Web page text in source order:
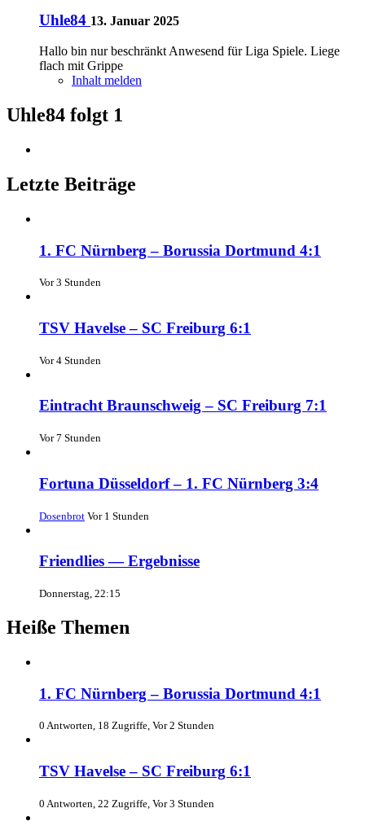
Uhle84 13. Januar 2025
Hallo bin nur beschränkt Anwesend für Liga Spiele. Liege
flach mit Grippe
Inhalt melden
Uhle84 folgt 1
Letzte Beiträge
1. FC Nürnberg – Borussia Dortmund 4:1
Vor 3 Stunden
TSV Havelse – SC Freiburg 6:1
Vor 4 Stunden
Eintracht Braunschweig – SC Freiburg 7:1
Vor 7 Stunden
Fortuna Düsseldorf – 1. FC Nürnberg 3:4
Dosenbrot Vor 1 Stunden
Friendlies — Ergebnisse
Donnerstag, 22:15
Heiße Themen
1. FC Nürnberg – Borussia Dortmund 4:1
0 Antworten, 18 Zugriffe, Vor 2 Stunden
TSV Havelse – SC Freiburg 6:1
0 Antworten, 22 Zugriffe, Vor 3 Stunden